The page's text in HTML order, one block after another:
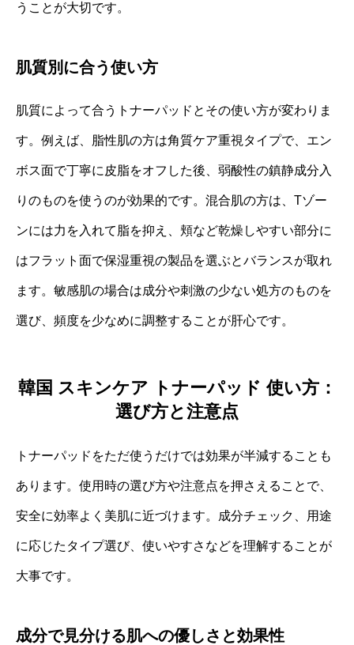
うことが大切です。
肌質別に合う使い方
肌質によって合うトナーパッドとその使い方が変わりま
す。例えば、脂性肌の方は角質ケア重視タイプで、エン
ボス面で丁寧に皮脂をオフした後、弱酸性の鎮静成分入
りのものを使うのが効果的です。混合肌の方は、Tゾー
ンには力を入れて脂を抑え、頬など乾燥しやすい部分に
はフラット面で保湿重視の製品を選ぶとバランスが取れ
ます。敏感肌の場合は成分や刺激の少ない処方のものを
選び、頻度を少なめに調整することが肝心です。
韓国 スキンケア トナーパッド 使い方：
選び方と注意点
トナーパッドをただ使うだけでは効果が半減することも
あります。使用時の選び方や注意点を押さえることで、
安全に効率よく美肌に近づけます。成分チェック、用途
に応じたタイプ選び、使いやすさなどを理解することが
大事です。
成分で見分ける肌への優しさと効果性